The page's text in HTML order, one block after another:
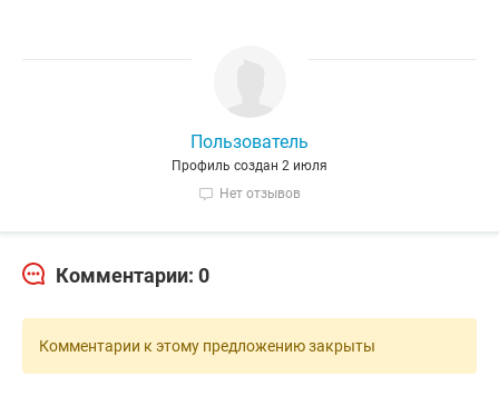
Пользователь
Профиль создан 2 июля
Нет отзывов
Комментарии: 0
Комментарии к этому предложению закрыты